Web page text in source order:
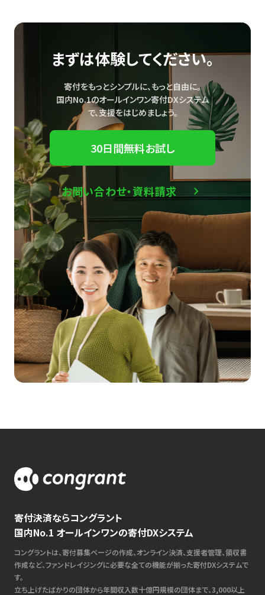
まずは体験してください。
寄付をもっとシンプルに、もっと自由に。
国内No.1のオールインワン寄付DXシステム
で、支援をはじめましょう。
30日間無料お試し
お問い合わせ・資料請求
寄付決済ならコングラント
国内No.1 オールインワンの寄付DXシステム
コングラントは、寄付募集ページの作成、オンライン決済、支援者管理、領収書
作成など、ファンドレイジングに必要な全ての機能が揃った寄付DXシステムで
す。
立ち上げたばかりの団体から年間収入数十億円規模の団体まで、3,000以上